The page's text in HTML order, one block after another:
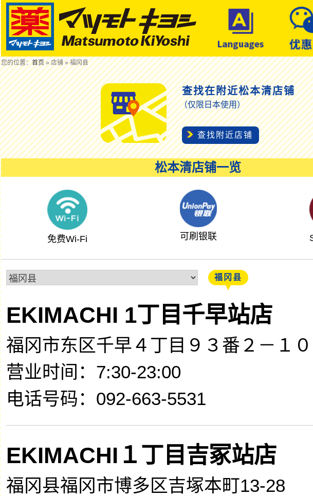
您的位置：首页» 店铺 » 福冈县
查找在附近松本清店铺
（仅限日本使用）
查找附近店铺
松本清店铺一览
免费Wi-Fi 可刷银联
福冈县
EKIMACHI 1丁目千早站店
福冈市东区千早４丁目９３番２－１
营业时间：7:30-23:00
电话号码：092-663-5531
EKIMACHI１丁目吉冢站店
福冈县福冈市博多区吉塚本町13-28